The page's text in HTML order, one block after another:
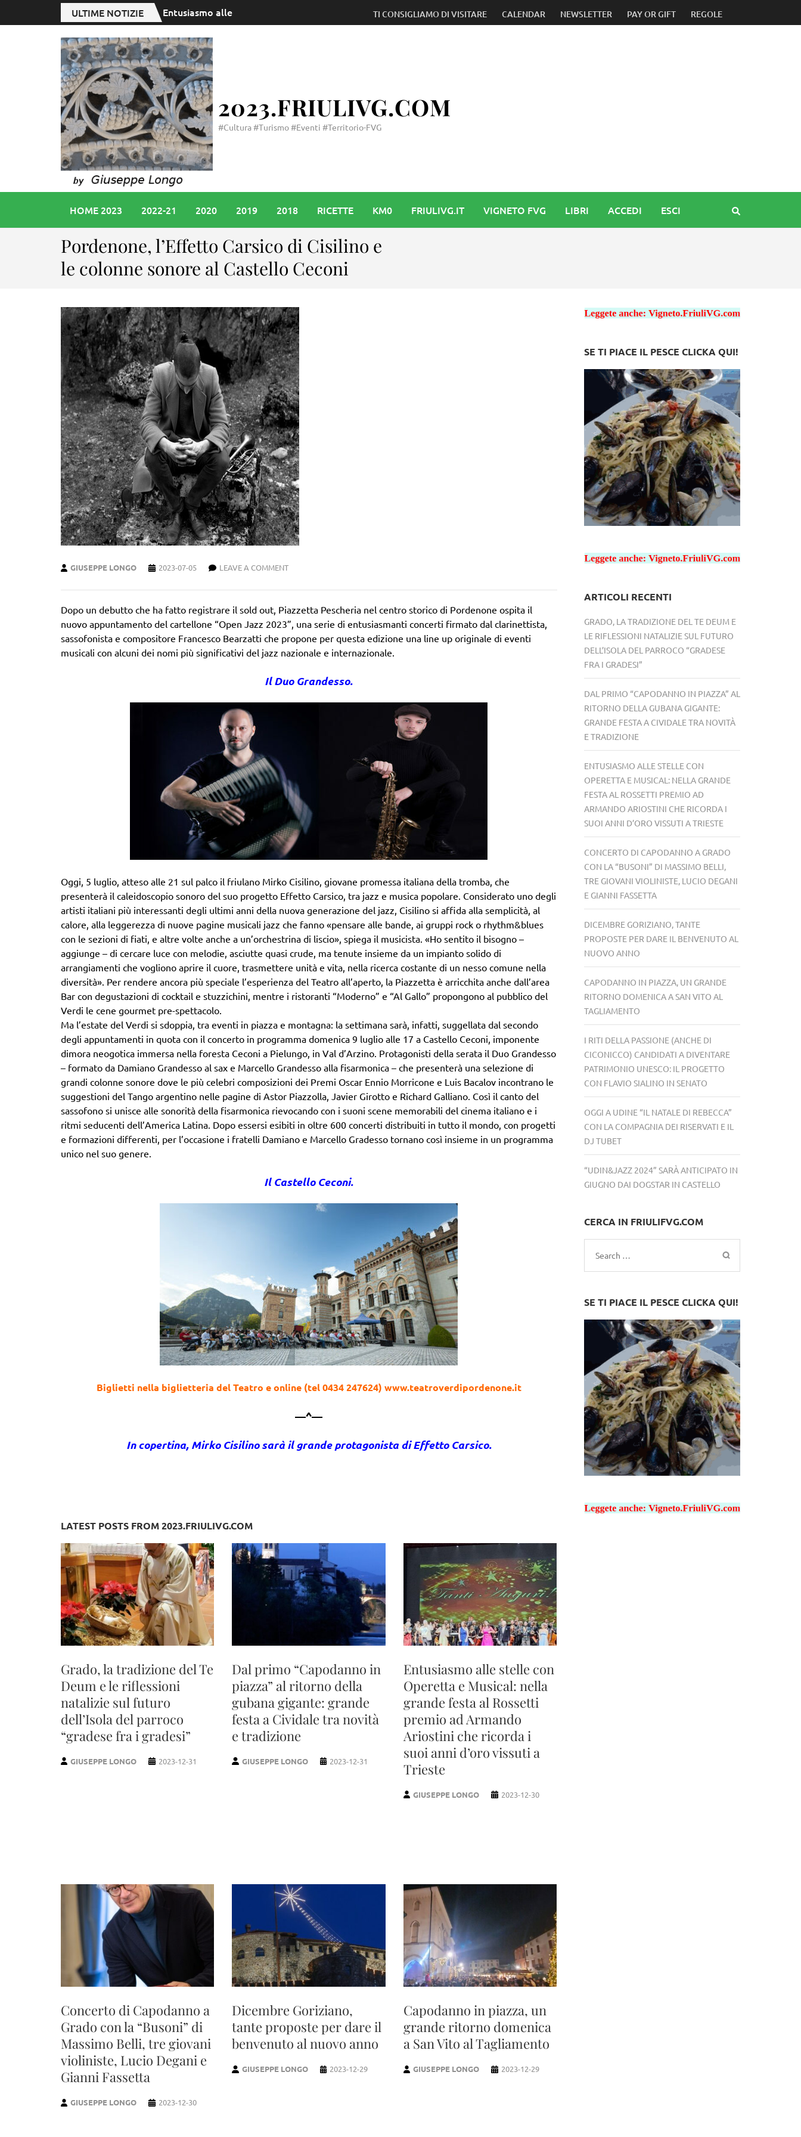
ULTIME NOTIZIE Entusiasmo alle stelle con Operetta e Musical: nella grande festa al Rossetti premio ad Armando Ariostini che ricorda i suoi anni d’oro vissuti a
TI CONSIGLIAMO DI VISITARE CALENDAR NEWSLETTER PAY OR GIFT REGOLE
2023.FRIULIVG.COM
#Cultura #Turismo #Eventi #Territorio-FVG
HOME 2023 2022-21 2020 2019 2018 RICETTE KM0 FRIULIVG.IT VIGNETO FVG LIBRI ACCEDI ESCI
Pordenone, l’Effetto Carsico di Cisilino e
le colonne sonore al Castello Ceconi
GIUSEPPE LONGO 2023-07-05 LEAVE A COMMENT
Dopo un debutto che ha fatto registrare il sold out, Piazzetta Pescheria nel centro storico di Pordenone ospita il
nuovo appuntamento del cartellone “Open Jazz 2023”, una serie di entusiasmanti concerti firmato dal clarinettista,
sassofonista e compositore Francesco Bearzatti che propone per questa edizione una line up originale di eventi
musicali con alcuni dei nomi più significativi del jazz nazionale e internazionale.
Il Duo Grandesso.
Oggi, 5 luglio, atteso alle 21 sul palco il friulano Mirko Cisilino, giovane promessa italiana della tromba, che
presenterà il caleidoscopio sonoro del suo progetto Effetto Carsico, tra jazz e musica popolare. Considerato uno degli
artisti italiani più interessanti degli ultimi anni della nuova generazione del jazz, Cisilino si affida alla semplicità, al
calore, alla leggerezza di nuove pagine musicali jazz che fanno «pensare alle bande, ai gruppi rock o rhythm&blues
con le sezioni di fiati, e altre volte anche a un’orchestrina di liscio», spiega il musicista. «Ho sentito il bisogno –
aggiunge – di cercare luce con melodie, asciutte quasi crude, ma tenute insieme da un impianto solido di
arrangiamenti che vogliono aprire il cuore, trasmettere unità e vita, nella ricerca costante di un nesso comune nella
diversità». Per rendere ancora più speciale l’esperienza del Teatro all’aperto, la Piazzetta è arricchita anche dall’area
Bar con degustazioni di cocktail e stuzzichini, mentre i ristoranti “Moderno” e “Al Gallo” propongono al pubblico del
Verdi le cene gourmet pre-spettacolo.
Ma l’estate del Verdi si sdoppia, tra eventi in piazza e montagna: la settimana sarà, infatti, suggellata dal secondo
degli appuntamenti in quota con il concerto in programma domenica 9 luglio alle 17 a Castello Ceconi, imponente
dimora neogotica immersa nella foresta Ceconi a Pielungo, in Val d’Arzino. Protagonisti della serata il Duo Grandesso
– formato da Damiano Grandesso al sax e Marcello Grandesso alla fisarmonica – che presenterà una selezione di
grandi colonne sonore dove le più celebri composizioni dei Premi Oscar Ennio Morricone e Luis Bacalov incontrano le
suggestioni del Tango argentino nelle pagine di Astor Piazzolla, Javier Girotto e Richard Galliano. Così il canto del
sassofono si unisce alle sonorità della fisarmonica rievocando con i suoni scene memorabili del cinema italiano e i
ritmi seducenti dell’America Latina. Dopo essersi esibiti in oltre 600 concerti distribuiti in tutto il mondo, con progetti
e formazioni differenti, per l’occasione i fratelli Damiano e Marcello Gradesso tornano così insieme in un programma
unico nel suo genere.
Il Castello Ceconi.
Biglietti nella biglietteria del Teatro e online (tel 0434 247624) www.teatroverdipordenone.it
—^—
In copertina, Mirko Cisilino sarà il grande protagonista di Effetto Carsico.
LATEST POSTS FROM 2023.FRIULIVG.COM
Grado, la tradizione del Te
Deum e le riflessioni
natalizie sul futuro
dell’Isola del parroco
“gradese fra i gradesi”
GIUSEPPE LONGO 2023-12-31
Dal primo “Capodanno in
piazza” al ritorno della
gubana gigante: grande
festa a Cividale tra novità
e tradizione
GIUSEPPE LONGO 2023-12-31
Entusiasmo alle stelle con
Operetta e Musical: nella
grande festa al Rossetti
premio ad Armando
Ariostini che ricorda i
suoi anni d’oro vissuti a
Trieste
GIUSEPPE LONGO 2023-12-30
Concerto di Capodanno a
Grado con la “Busoni” di
Massimo Belli, tre giovani
violiniste, Lucio Degani e
Gianni Fassetta
GIUSEPPE LONGO 2023-12-30
Dicembre Goriziano,
tante proposte per dare il
benvenuto al nuovo anno
GIUSEPPE LONGO 2023-12-29
Capodanno in piazza, un
grande ritorno domenica
a San Vito al Tagliamento
GIUSEPPE LONGO 2023-12-29
SE TI PIACE IL PESCE CLICKA QUI!
ARTICOLI RECENTI
GRADO, LA TRADIZIONE DEL TE DEUM E
LE RIFLESSIONI NATALIZIE SUL FUTURO
DELL’ISOLA DEL PARROCO “GRADESE
FRA I GRADESI”
DAL PRIMO “CAPODANNO IN PIAZZA” AL
RITORNO DELLA GUBANA GIGANTE:
GRANDE FESTA A CIVIDALE TRA NOVITÀ
E TRADIZIONE
ENTUSIASMO ALLE STELLE CON
OPERETTA E MUSICAL: NELLA GRANDE
FESTA AL ROSSETTI PREMIO AD
ARMANDO ARIOSTINI CHE RICORDA I
SUOI ANNI D’ORO VISSUTI A TRIESTE
CONCERTO DI CAPODANNO A GRADO
CON LA “BUSONI” DI MASSIMO BELLI,
TRE GIOVANI VIOLINISTE, LUCIO DEGANI
E GIANNI FASSETTA
DICEMBRE GORIZIANO, TANTE
PROPOSTE PER DARE IL BENVENUTO AL
NUOVO ANNO
CAPODANNO IN PIAZZA, UN GRANDE
RITORNO DOMENICA A SAN VITO AL
TAGLIAMENTO
I RITI DELLA PASSIONE (ANCHE DI
CICONICCO) CANDIDATI A DIVENTARE
PATRIMONIO UNESCO: IL PROGETTO
CON FLAVIO SIALINO IN SENATO
OGGI A UDINE “IL NATALE DI REBECCA”
CON LA COMPAGNIA DEI RISERVATI E IL
DJ TUBET
“UDIN&JAZZ 2024” SARÀ ANTICIPATO IN
GIUGNO DAI DOGSTAR IN CASTELLO
CERCA IN FRIULIFVG.COM
Search
for:
SE TI PIACE IL PESCE CLICKA QUI!